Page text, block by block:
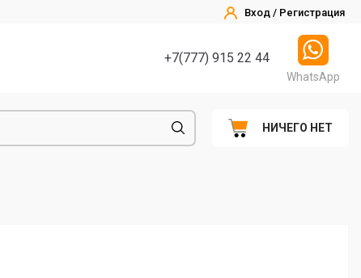
Вход / Регистрация
+7(777) 915 22 44
WhatsApp
НИЧЕГО НЕТ